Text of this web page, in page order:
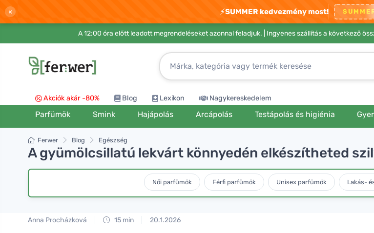
× ⚡SUMMER kedvezmény most!
A 12:00 óra előtt leadott megrendeléseket azonnal feladjuk. | Ingyenes szállítás a következő
Akciók akár -80% Blog Lexikon Nagykereskedelem
Parfümök Smink Hajápolás Arcápolás Testápolás és higiénia
Ferwer Blog Egészség
A gyümölcsillatú lekvárt könnyedén elkészítheted
Női parfümök Férfi parfümök Unisex parfümök Lakás-
Anna Procházková 15 min 20.1.2026